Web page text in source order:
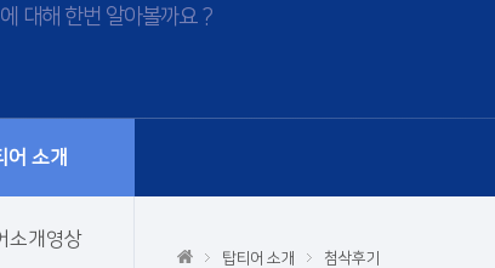
대해 한번 알아볼까요 ?
어 소개
소개영상
탑티어 소개 첨삭후기